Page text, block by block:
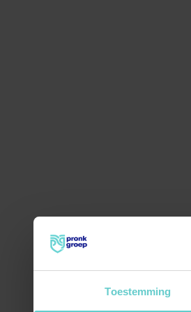
Toestemming